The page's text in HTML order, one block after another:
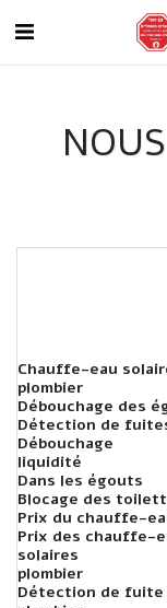
Chauffe-eau
plombier
Débouchage des
Détection de
Débouchage
liquidité
Dans les égouts
Blocage des
Prix ​​du chauffe-
Prix ​​des chauffe-
solaires
plombier
Détection de fuite